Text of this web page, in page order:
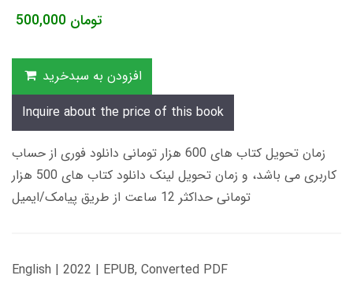
500,000 تومان
افزودن به سبدخرید
Inquire about the price of this book
زمان تحویل کتاب های 600 هزار تومانی دانلود فوری از حساب
کاربری می باشد، و زمان تحویل لینک دانلود کتاب های 500 هزار
تومانی حداکثر 12 ساعت از طریق پیامک/ایمیل
English | 2022 | EPUB, Converted PDF